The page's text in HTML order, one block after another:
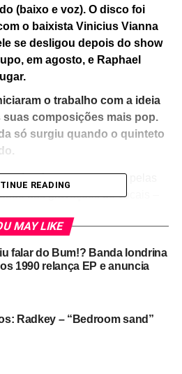
(baixo e voz). O disco foi
o baixista Vinicius Vianna
se desligou depois do show
em agosto, e Raphael
o trabalho com a ideia
suas composições mais pop.
só surgiu quando o quinteto
Delírio é impressionante, pelas
das gravações de vocais –
até 14 Bis e Céu da Boca. A
da banda, mais voltada para o
de sons que inclui
de Herbert Vianna) e
com guitarra, baixo, bateria e
READING
MAY LIKE
falar do Bum!? Banda londrina
1990 relança EP e anuncia
Radkey – “Bedroom sand”